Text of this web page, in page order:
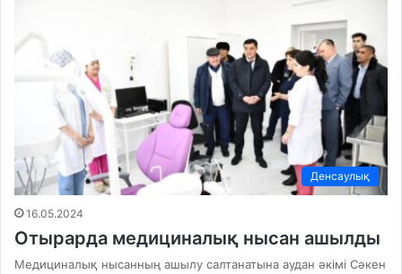
Денсаулық
16.05.2024
Отырарда медициналық нысан ашылды
Медициналық нысанның ашылу салтанатына аудан әкімі Сәкен